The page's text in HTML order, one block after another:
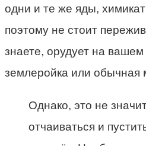
одни и те же яды,
поэтому не стоит
знаете, орудует на вашем
землеройка или
Однако, это не
отчаиваться и